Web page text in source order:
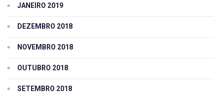
JANEIRO 2019
DEZEMBRO 2018
NOVEMBRO 2018
OUTUBRO 2018
SETEMBRO 2018